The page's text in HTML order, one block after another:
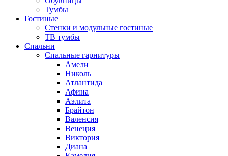
Тумбы
Гостиные
Стенки и модульные гостиные
ТВ тумбы
Спальни
Спальные гарнитуры
Амели
Николь
Атлантида
Афина
Аэлита
Брайтон
Валенсия
Венеция
Виктория
Диана